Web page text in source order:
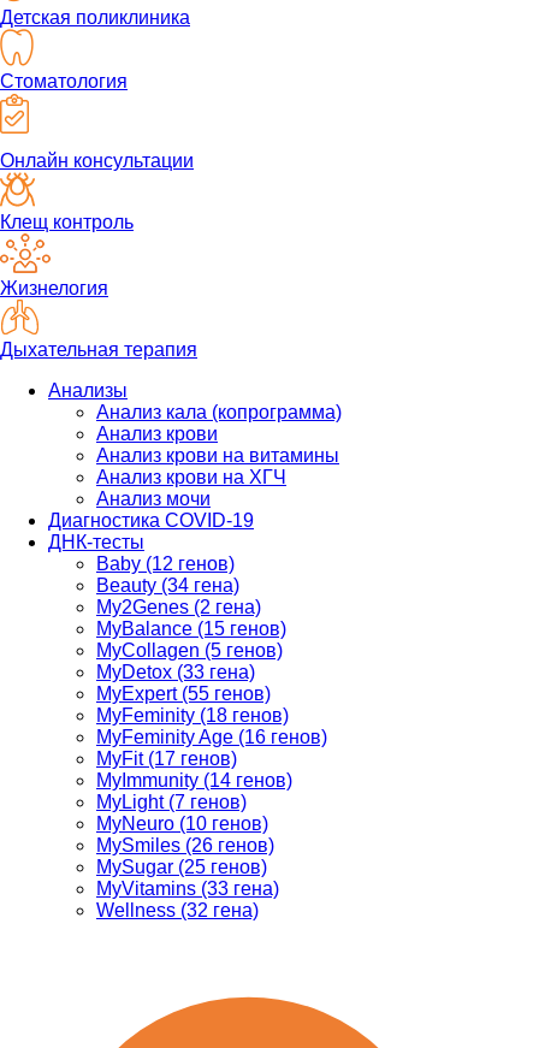
Детская поликлиника
Стоматология
Онлайн консультации
Клещ контроль
Жизнелогия
Дыхательная терапия
Анализы
Анализ кала (копрограмма)
Анализ крови
Анализ крови на витамины
Анализ крови на ХГЧ
Анализ мочи
Диагностика COVID-19
ДНК-тесты
Baby (12 генов)
Beauty (34 гена)
My2Genes (2 гена)
MyBalance (15 генов)
MyCollagen (5 генов)
MyDetox (33 гена)
MyExpert (55 генов)
MyFeminity (18 генов)
MyFeminity Age (16 генов)
MyFit (17 генов)
MyImmunity (14 генов)
MyLight (7 генов)
MyNeuro (10 генов)
MySmiles (26 генов)
MySugar (25 генов)
MyVitamins (33 гена)
Wellness (32 гена)